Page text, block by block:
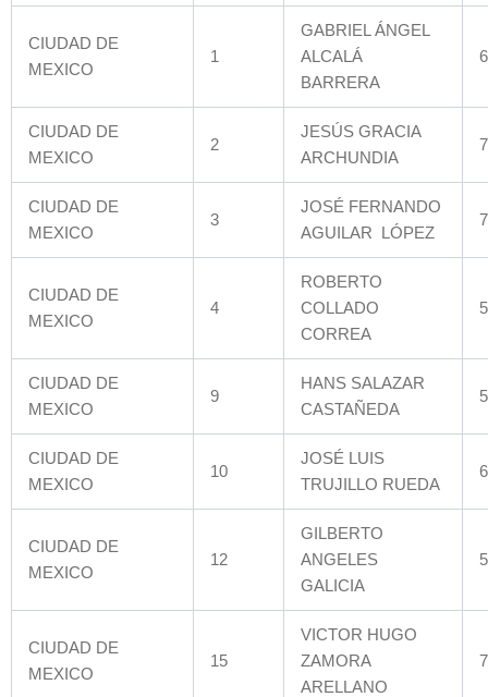
CIUDAD DE
MEXICO
1
GABRIEL ÁNGEL
ALCALÁ
BARRERA
CIUDAD DE
MEXICO
2
JESÚS GRACIA
ARCHUNDIA
CIUDAD DE
MEXICO
3
JOSÉ FERNANDO
AGUILAR LÓPEZ
CIUDAD DE
MEXICO
4
ROBERTO
COLLADO
CORREA
CIUDAD DE
MEXICO
9
HANS SALAZAR
CASTAÑEDA
CIUDAD DE
MEXICO
10
JOSÉ LUIS
TRUJILLO RUEDA
CIUDAD DE
MEXICO
12
GILBERTO
ANGELES
GALICIA
CIUDAD DE
MEXICO
15
VICTOR HUGO
ZAMORA
ARELLANO